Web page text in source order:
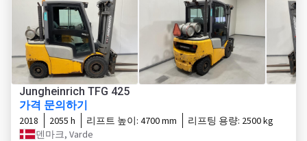
Jungheinrich TFG 425
가격 문의하기
2018 2055 h 리프트 높이: 4700 mm 리프팅 용량: 2500 kg
덴마크, Varde